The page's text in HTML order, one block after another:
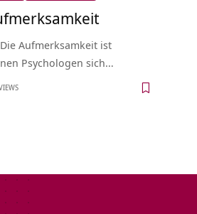
Aufmerksamkeit ist
Psychologen sich…